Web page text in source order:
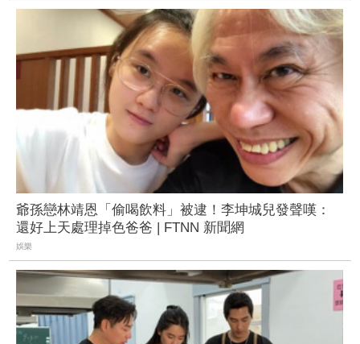
爺孫戀林靖恩「偷喝飲料」被逮！李坤城兒發聲嘆：
還好上天處理掉色爸爸 | FTNN 新聞網
娛樂